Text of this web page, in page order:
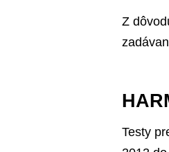
Z
Testy